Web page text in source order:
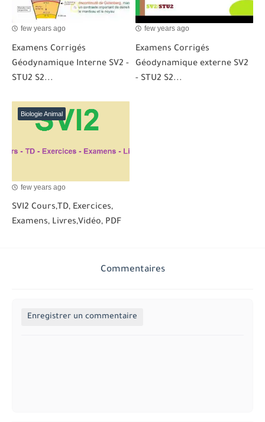
few years ago
Examens Corrigés
Géodynamique Interne SV2 -
STU2 S2...
few years ago
Examens Corrigés
Géodynamique externe SV2
- STU2 S2...
Biologie Animal
few years ago
SVI2 Cours,TD, Exercices,
Examens, Livres,Vidéo, PDF
Commentaires
Enregistrer un commentaire